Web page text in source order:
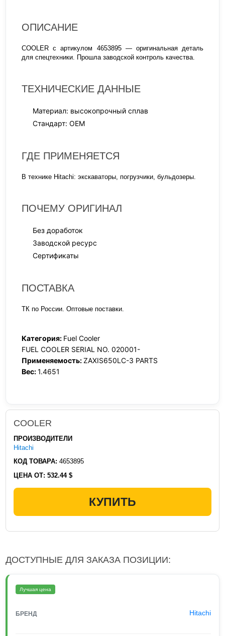
ОПИСАНИЕ
COOLER с артикулом 4653895 — оригинальная деталь
для спецтехники. Прошла заводской контроль качества.
ТЕХНИЧЕСКИЕ ДАННЫЕ
Материал: высокопрочный сплав
Стандарт: OEM
ГДЕ ПРИМЕНЯЕТСЯ
В технике Hitachi: экскаваторы, погрузчики, бульдозеры.
ПОЧЕМУ ОРИГИНАЛ
Без доработок
Заводской ресурс
Сертификаты
ПОСТАВКА
ТК по России. Оптовые поставки.
Категория: Fuel Cooler
FUEL COOLER SERIAL NO. 020001-
Применяемость:ZAXIS650LC-3 PARTS
Вес:1.4651
COOLER
ПРОИЗВОДИТЕЛИ
Hitachi
КОД ТОВАРА: 4653895
ЦЕНА ОТ: 532.44 $
КУПИТЬ
ДОСТУПНЫЕ ДЛЯ ЗАКАЗА ПОЗИЦИИ:
Лучшая цена
БРЕНД Hitachi